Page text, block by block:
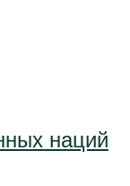
наций